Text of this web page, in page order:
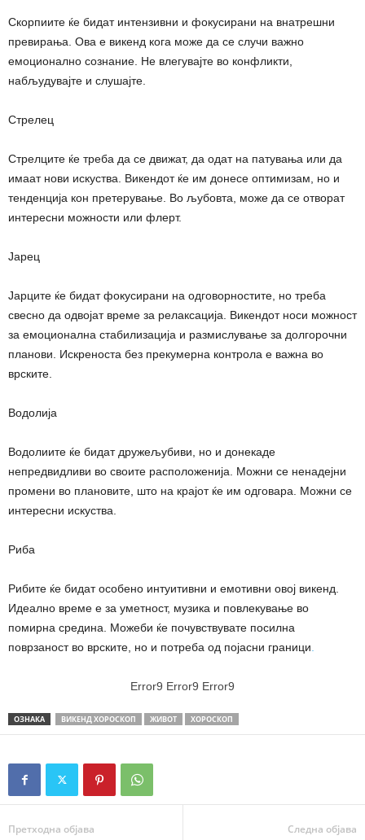
Скорпиите ќе бидат интензивни и фокусирани на внатрешни
превирања. Ова е викенд кога може да се случи важно
емоционално сознание. Не влегувајте во конфликти,
набљудувајте и слушајте.
Стрелец
Стрелците ќе треба да се движат, да одат на патувања или да
имаат нови искуства. Викендот ќе им донесе оптимизам, но и
тенденција кон претерување. Во љубовта, може да се отворат
интересни можности или флерт.
Јарец
Јарците ќе бидат фокусирани на одговорностите, но треба
свесно да одвојат време за релаксација. Викендот носи можност
за емоционална стабилизација и размислување за долгорочни
планови. Искреноста без прекумерна контрола е важна во
врските.
Водолија
Водолиите ќе бидат дружељубиви, но и донекаде
непредвидливи во своите расположенија. Можни се ненадејни
промени во плановите, што на крајот ќе им одговара. Можни се
интересни искуства.
Риба
Рибите ќе бидат особено интуитивни и емотивни овој викенд.
Идеално време е за уметност, музика и повлекување во
помирна средина. Можеби ќе почувствувате посилна
поврзаност во врските, но и потреба од појасни граници
Error9 Error9 Error9
ОЗНАКА ВИКЕНД ХОРОСКОП ЖИВОТ ХОРОСКОП
Претходна објава Следна објава